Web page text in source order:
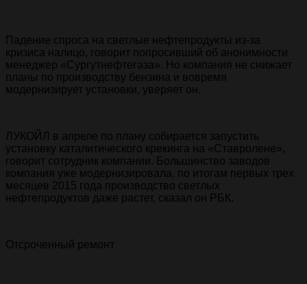
Падение спроса на светлые нефтепродукты из-за
кризиса налицо, говорит попросивший об анонимности
менеджер «Сургутнефтегаза». Но компания не снижает
планы по производству бензина и вовремя
модернизирует установки, уверяет он.
ЛУКОЙЛ в апреле по плану собирается запустить
установку каталитического крекинга на «Ставролене»,
говорит сотрудник компании. Большинство заводов
компания уже модернизировала, по итогам первых трех
месяцев 2015 года производство светлых
нефтепродуктов даже растет, сказал он РБК.
Отсроченный ремонт